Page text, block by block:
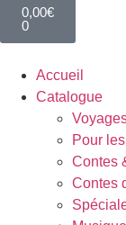
0,00€
0
Accueil
Catalogue
Pour
Contes
Contes